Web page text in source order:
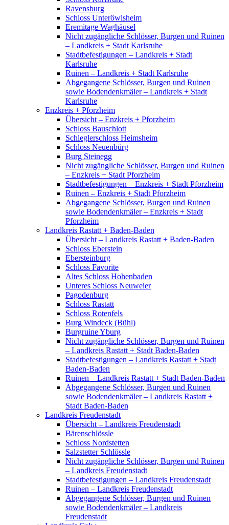
Ravensburg
Schloss Unteröwisheim
Eremitage Waghäusel
Nicht zugängliche Schlösser, Burgen und Ruinen
– Landkreis + Stadt Karlsruhe
Stadtbefestigungen – Landkreis + Stadt
Karlsruhe
Ruinen – Landkreis + Stadt Karlsruhe
Abgegangene Schlösser, Burgen und Ruinen
sowie Bodendenkmäler – Landkreis + Stadt
Karlsruhe
Enzkreis + Pforzheim
Übersicht – Enzkreis + Pforzheim
Schloss Bauschlott
Schleglerschloss Heimsheim
Schloss Neuenbürg
Burg Steinegg
Nicht zugängliche Schlösser, Burgen und Ruinen
– Enzkreis + Stadt Pforzheim
Stadtbefestigungen – Enzkreis + Stadt Pforzheim
Ruinen – Enzkreis + Stadt Pforzheim
Abgegangene Schlösser, Burgen und Ruinen
sowie Bodendenkmäler – Enzkreis + Stadt
Pforzheim
Landkreis Rastatt + Baden-Baden
Übersicht – Landkreis Rastatt + Baden-Baden
Schloss Eberstein
Ebersteinburg
Schloss Favorite
Altes Schloss Hohenbaden
Unteres Schloss Neuweier
Pagodenburg
Schloss Rastatt
Schloss Rotenfels
Burg Windeck (Bühl)
Burgruine Yburg
Nicht zugängliche Schlösser, Burgen und Ruinen
– Landkreis Rastatt + Stadt Baden-Baden
Stadtbefestigungen – Landkreis Rastatt + Stadt
Baden-Baden
Ruinen – Landkreis Rastatt + Stadt Baden-Baden
Abgegangene Schlösser, Burgen und Ruinen
sowie Bodendenkmäler – Landkreis Rastatt +
Stadt Baden-Baden
Landkreis Freudenstadt
Übersicht – Landkreis Freudenstadt
Bärenschlössle
Schloss Nordstetten
Salzstetter Schlössle
Nicht zugängliche Schlösser, Burgen und Ruinen
– Landkreis Freudenstadt
Stadtbefestigungen – Landkreis Freudenstadt
Ruinen – Landkreis Freudenstadt
Abgegangene Schlösser, Burgen und Ruinen
sowie Bodendenkmäler – Landkreis
Freudenstadt